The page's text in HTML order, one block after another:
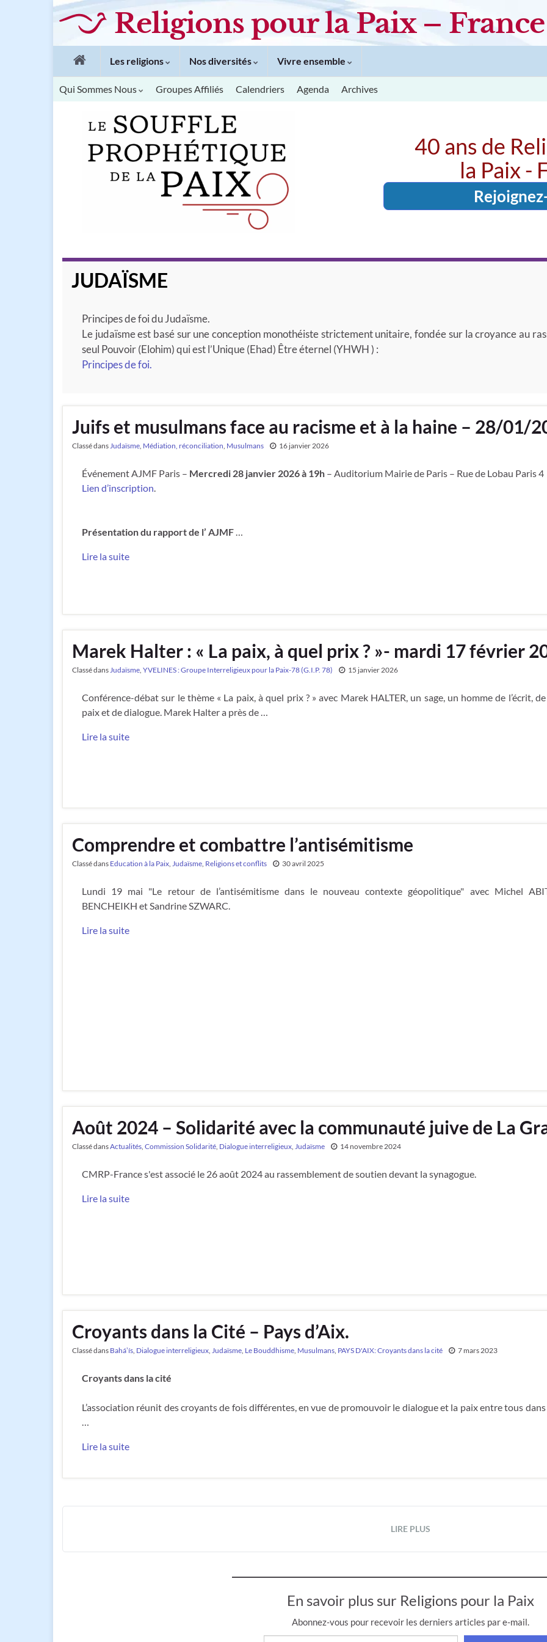
Religions pour la Paix – France
Les religions Nos diversités Vivre ensemble
Qui Sommes Nous Groupes Affiliés Calendriers Agenda Archives
40 ans de
la Paix -
JUDAÏSME
Principes de foi du Judaïsme.
Le judaïsme est basé sur une conception monothéiste strictement unitaire, fondée sur la croyance au
seul Pouvoir (Elohim) qui est l’Unique (Ehad) Être éternel (YHWH ) :
Principes de foi.
Juifs et musulmans face au racisme et à la haine – 28/01/
Classé dansJudaïsme, Médiation, réconciliation, Musulmans 16 janvier 2026
Événement AJMF Paris – Mercredi 28 janvier 2026 à 19h – Auditorium Mairie de Paris – Rue de Lobau Paris 4
Lien d’inscription.
Présentation du rapport de l’ AJMF…
Lire la suite
Marek Halter : « La paix, à quel prix ? »- mardi 17 février
Classé dans Judaïsme YVELINES : Groupe Interreligieux pour la Paix-78 (G.I.P. 78) 15 janvier 2026
Conférence-débat sur le thème « La paix, à quel prix ? » avec Marek HALTER, un sage, un homme de l’écrit, de
paix et de dialogue. Marek Halter a près de …
Lire la suite
Comprendre et combattre l’antisémitisme
Classé dans Education à la Paix Judaïsme Religions et conflits 30 avril 2025
Lundi 19 mai "Le retour de l’antisémitisme dans le nouveau contexte géopolitique" avec Michel
BENCHEIKH et Sandrine SZWARC.
Lire la suite
Août 2024 – Solidarité avec la communauté juive de La
Classé dansActualités Commission Solidarité Dialogue interreligieux Judaïsme 14 novembre 2024
CMRP-France s'est associé le 26 août 2024 au rassemblement de soutien devant la synagogue.
Lire la suite
Croyants dans la Cité – Pays d’Aix.
Classé dans Baháʼís Dialogue interreligieux Judaïsme Le Bouddhisme Musulmans PAYS D'AIX: Croyants dans la cité 7 mars 2023
Croyants dans la cité
L’association réunit des croyants de fois différentes, en vue de promouvoir le dialogue et la paix entre tous
Lire la suite
LIRE PLUS
En savoir plus sur Religions pour la Paix
Abonnez-vous pour recevoir les derniers articles par e-mail.
Saisissez votre adresse e-mail…